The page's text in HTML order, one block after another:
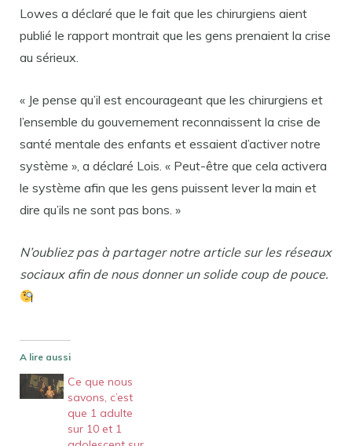
Lowes a déclaré que le fait que les chirurgiens aient
publié le rapport montrait que les gens prenaient la crise
au sérieux.
« Je pense qu’il est encourageant que les chirurgiens et
l’ensemble du gouvernement reconnaissent la crise de
santé mentale des enfants et essaient d’activer notre
système », a déclaré Lois. « Peut-être que cela activera
le système afin que les gens puissent lever la main et
dire qu’ils ne sont pas bons. »
N’oubliez pas à partager notre article sur les réseaux
sociaux afin de nous donner un solide coup de pouce.
A lire aussi
Ce que nous
savons, c’est
que 1 adulte
sur 10 et 1